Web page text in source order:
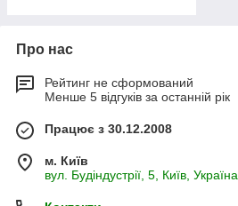
Про нас
Рейтинг не сформований
Менше 5 відгуків за останній рік
Працює з 30.12.2008
м. Київ
вул. Будіндустрії, 5, Київ, Україна